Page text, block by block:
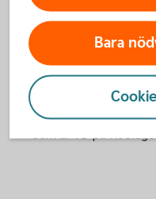
Singö
- Mitt smultronställe är
Det är en slinga på
promenad, löpning
uppleva skog, hav
som är VD på
Bara